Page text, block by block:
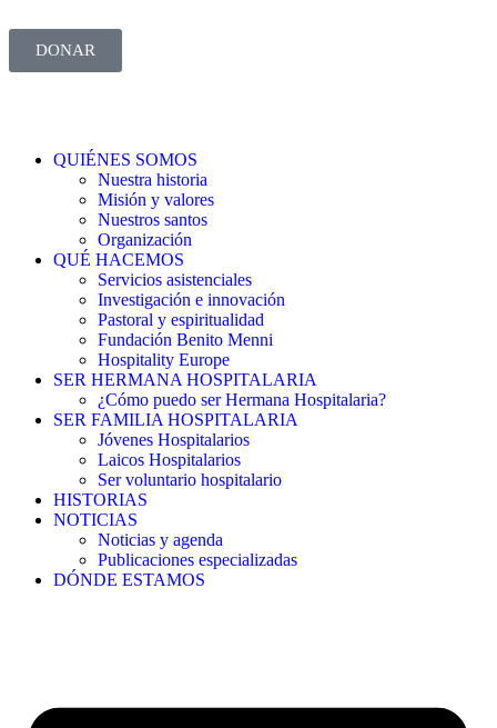
DONAR
QUIÉNES SOMOS
Nuestra historia
Misión y valores
Nuestros santos
Organización
QUÉ HACEMOS
Servicios asistenciales
Investigación e innovación
Pastoral y espiritualidad
Fundación Benito Menni
Hospitality Europe
SER HERMANA HOSPITALARIA
¿Cómo puedo ser Hermana Hospitalaria?
SER FAMILIA HOSPITALARIA
Jóvenes Hospitalarios
Laicos Hospitalarios
Ser voluntario hospitalario
HISTORIAS
NOTICIAS
Noticias y agenda
Publicaciones especializadas
DÓNDE ESTAMOS